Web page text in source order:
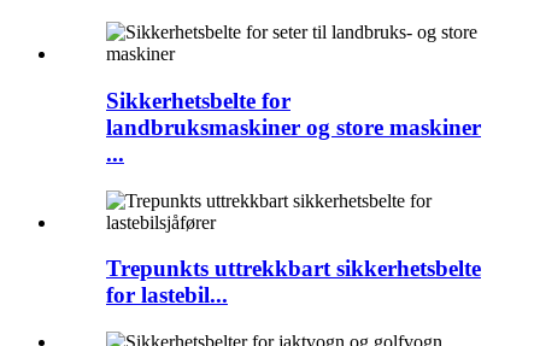
Sikkerhetsbelte for
landbruksmaskiner og store maskiner
...
Trepunkts uttrekkbart sikkerhetsbelte
for lastebil...